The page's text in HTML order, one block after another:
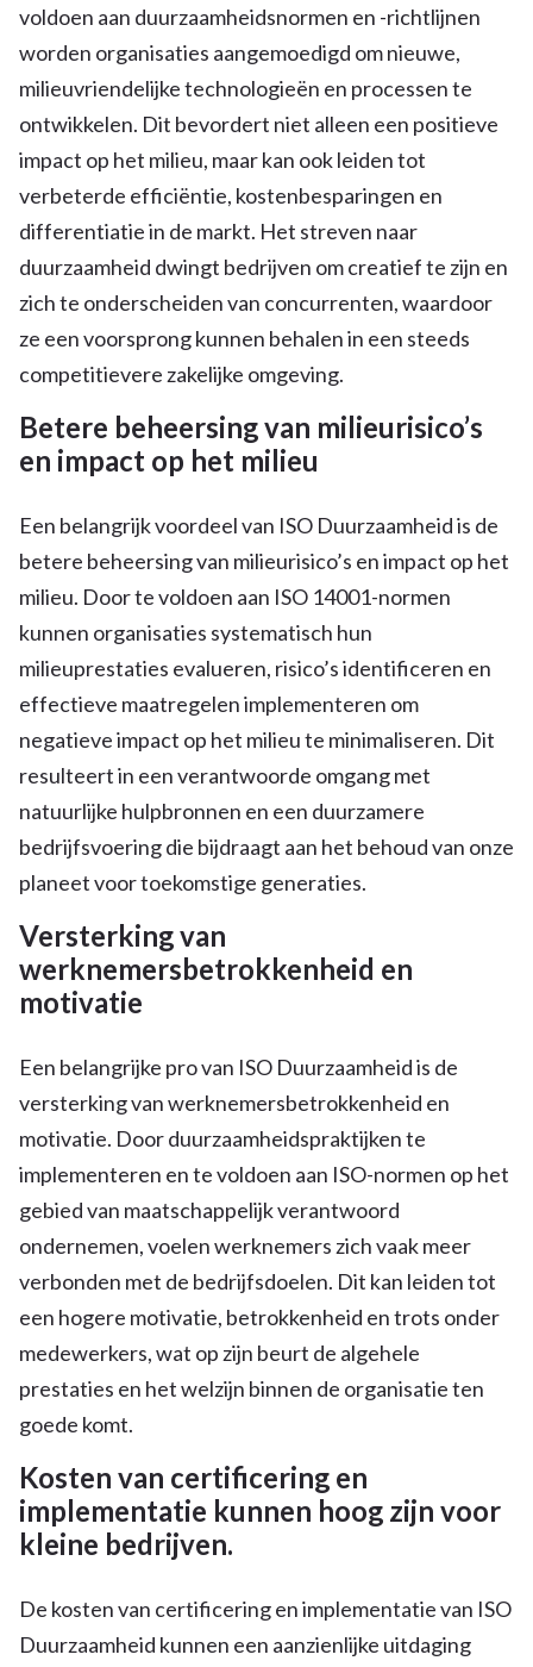
voldoen aan duurzaamheidsnormen en -richtlijnen
worden organisaties aangemoedigd om nieuwe,
milieuvriendelijke technologieën en processen te
ontwikkelen. Dit bevordert niet alleen een positieve
impact op het milieu, maar kan ook leiden tot
verbeterde efficiëntie, kostenbesparingen en
differentiatie in de markt. Het streven naar
duurzaamheid dwingt bedrijven om creatief te zijn en
zich te onderscheiden van concurrenten, waardoor
ze een voorsprong kunnen behalen in een steeds
competitievere zakelijke omgeving.
Betere beheersing van milieurisico’s
en impact op het milieu
Een belangrijk voordeel van ISO Duurzaamheid is de
betere beheersing van milieurisico’s en impact op het
milieu. Door te voldoen aan ISO 14001-normen
kunnen organisaties systematisch hun
milieuprestaties evalueren, risico’s identificeren en
effectieve maatregelen implementeren om
negatieve impact op het milieu te minimaliseren. Dit
resulteert in een verantwoorde omgang met
natuurlijke hulpbronnen en een duurzamere
bedrijfsvoering die bijdraagt aan het behoud van onze
planeet voor toekomstige generaties.
Versterking van
werknemersbetrokkenheid en
motivatie
Een belangrijke pro van ISO Duurzaamheid is de
versterking van werknemersbetrokkenheid en
motivatie. Door duurzaamheidspraktijken te
implementeren en te voldoen aan ISO-normen op het
gebied van maatschappelijk verantwoord
ondernemen, voelen werknemers zich vaak meer
verbonden met de bedrijfsdoelen. Dit kan leiden tot
een hogere motivatie, betrokkenheid en trots onder
medewerkers, wat op zijn beurt de algehele
prestaties en het welzijn binnen de organisatie ten
goede komt.
Kosten van certificering en
implementatie kunnen hoog zijn voor
kleine bedrijven.
De kosten van certificering en implementatie van ISO
Duurzaamheid kunnen een aanzienlijke uitdaging